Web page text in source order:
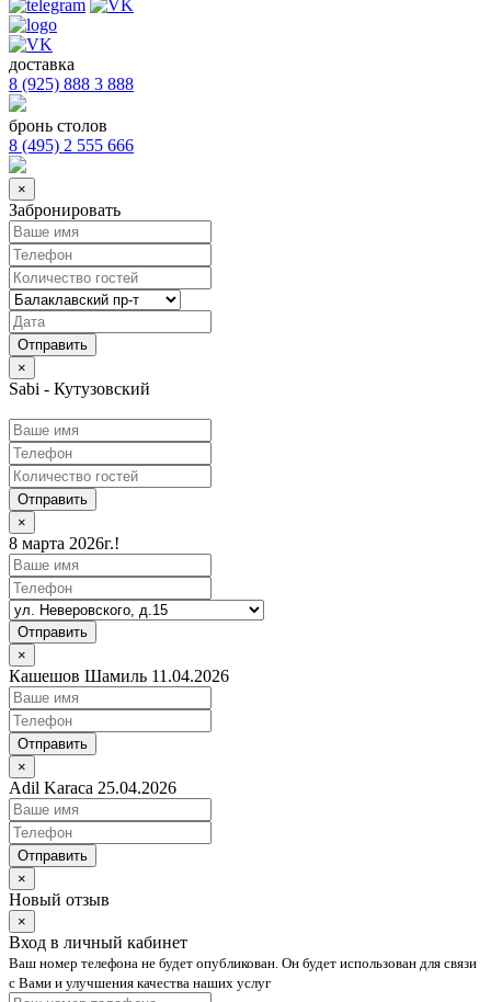
доставка
8 (925) 888 3 888
бронь столов
8 (495) 2 555 666
×
Забронировать
×
Sabi - Кутузовский
Отправить
×
8 марта 2026г.!
Отправить
×
Кашешов Шамиль 11.04.2026
Отправить
×
Adil Karaca 25.04.2026
Отправить
×
Новый отзыв
×
Вход в личный кабинет
Ваш номер телефона не будет опубликован. Он будет использован для связи
с Вами и улучшения качества наших услуг